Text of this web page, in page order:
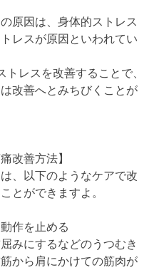
原因は、身体的ストレス
レスが原因といわれてい
トレスを改善することで、
改善へとみちびくことが
改善方法】
、以下のようなケアで改
とができますよ。
作を止める
屈みにするなどのうつむき
から肩にかけての筋肉が